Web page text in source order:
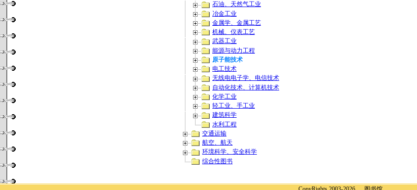
石油、天然气工业
冶金工业
金属学、金属工艺
机械、仪表工艺
武器工业
能源与动力工程
原子能技术
电工技术
无线电电子学、电信技术
自动化技术、计算机技术
化学工业
轻工业、手工业
建筑科学
水利工程
交通运输
航空、航天
环境科学、安全科学
综合性图书